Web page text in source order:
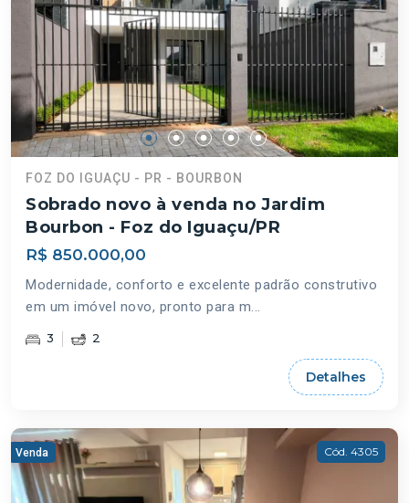
FOZ DO IGUAÇU - PR - BOURBON
Sobrado novo à venda no Jardim
Bourbon - Foz do Iguaçu/PR
R$ 850.000,00
Modernidade, conforto e excelente padrão construtivo
em um imóvel novo, pronto para m...
3 2
Detalhes
Venda Cód. 4305